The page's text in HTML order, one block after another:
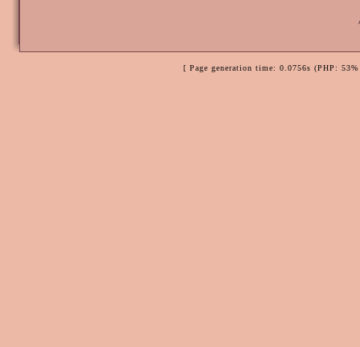
[ Page generation time: 0.0756s (PHP: